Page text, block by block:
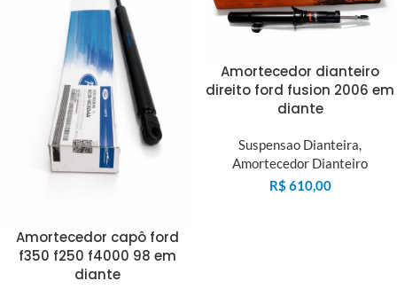
Amortecedor capô ford
f350 f250 f4000 98 em
diante
Amortecedor dianteiro
direito ford fusion 2006 em
diante
Suspensao Dianteira,
Amortecedor Dianteiro
R$ 610,00